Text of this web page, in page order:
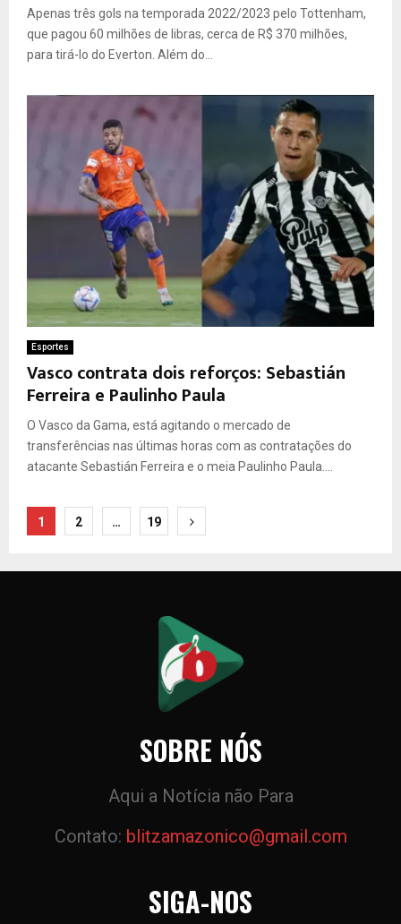
Apenas três gols na temporada 2022/2023 pelo Tottenham,
que pagou 60 milhões de libras, cerca de R$ 370 milhões,
para tirá-lo do Everton. Além do...
Esportes
Vasco contrata dois reforços: Sebastián
Ferreira e Paulinho Paula
O Vasco da Gama, está agitando o mercado de
transferências nas últimas horas com as contratações do
atacante Sebastián Ferreira e o meia Paulinho Paula....
Paginação
posts
1 2 … 19
SOBRE NÓS
Aqui a Notícia não Para
Contato: blitzamazonico@gmail.com
SIGA-NOS